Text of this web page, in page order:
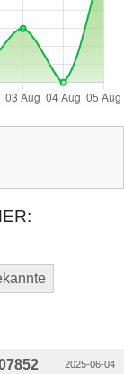
2025-06-04